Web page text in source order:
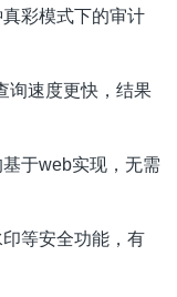
彩模式下的审计
询速度更快，结果
基于web实现，无需
等安全功能，有